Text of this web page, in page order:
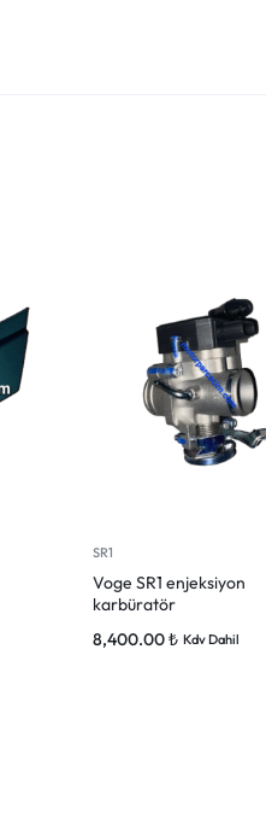
SR1
Voge SR1 enjeksiyon
karbüratör
8,400.00₺ Kdv Dahil